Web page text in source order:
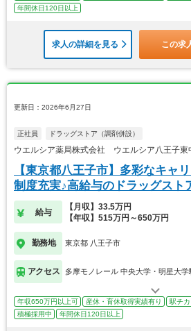
年間休日120日以上
求人の詳細を見る この求
更新日：2026年6月27日
正社員 ドラッグストア（調剤併設）
ウエルシア薬局株式会社 ウエルシア八王子東
【東京都八王子市】多彩なキャ
制度充実♪高給与のドラッグス
給与
【月収】33.5万円
【年収】515万円～650万円
勤務地 東京都 八王子市
アクセス 多摩モノレール 中央大学・明星大学
年収650万円以上可 産休・育休取得実績有り 駅チカ
積極採用中
年間休日120日以上